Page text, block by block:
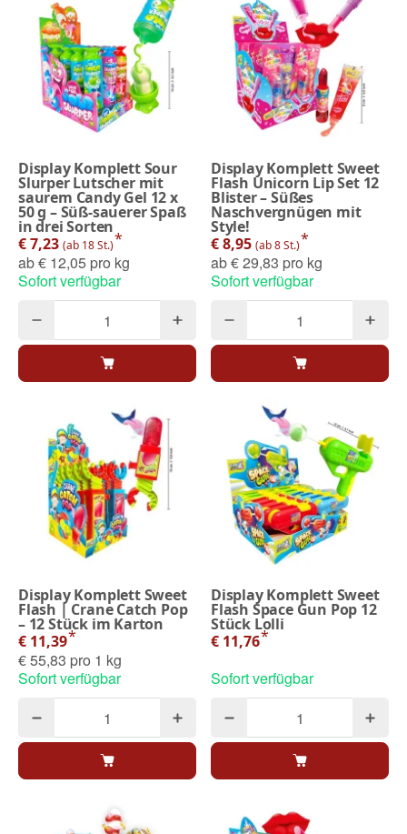
Display Komplett Sour
Slurper Lutscher mit
saurem Candy Gel 12 x
50 g – Süß-sauerer Spaß
in drei Sorten
€ 7,23 (ab 18 St.)*
ab€ 12,05 pro kg
Sofort verfügbar
Display Komplett Sweet
Flash Unicorn Lip Set 12
Blister – Süßes
Naschvergnügen mit
Style!
€ 8,95 (ab 8 St.)*
ab€ 29,83 pro kg
Sofort verfügbar
Display Komplett Sweet
Flash | Crane Catch Pop
– 12 Stück im Karton
€ 11,39*
€ 55,83 pro 1 kg
Sofort verfügbar
Display Komplett Sweet
Flash Space Gun Pop 12
Stück Lolli
€ 11,76*
Sofort verfügbar